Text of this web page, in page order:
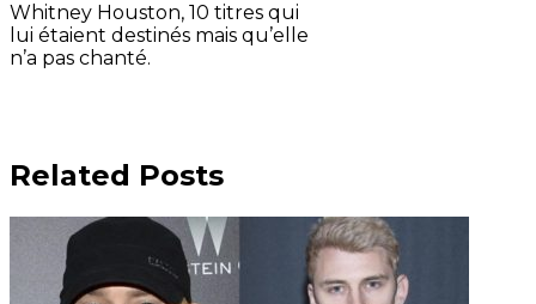
Whitney Houston, 10 titres qui
lui étaient destinés mais qu’elle
n’a pas chanté.
Related Posts